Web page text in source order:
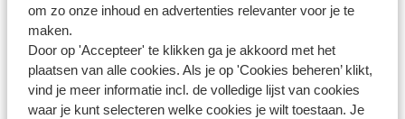
om zo onze inhoud en advertenties relevanter voor je te
maken.
Door op 'Accepteer' te klikken ga je akkoord met het
plaatsen van alle cookies. Als je op 'Cookies beheren’ klikt,
vind je meer informatie incl. de volledige lijst van cookies
waar je kunt selecteren welke cookies je wilt toestaan. Je
Waar vind ik het PNR-nummer?
Hoe dien ik een claim in bij mijn verzekering?
Kan ik een geboortedatum wijzigen?